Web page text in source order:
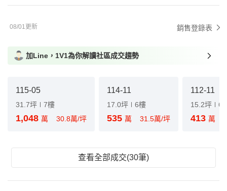
08/01更新 銷售登錄表
加Line，1V1為你解讀社區成交趨勢
115-05
31.7坪 7樓
1,048 萬 30.8萬/坪
114-11
17.0坪 6樓
535 萬 31.5萬/坪
112-11
15.2坪 6
413 萬
查看全部成交(30筆)